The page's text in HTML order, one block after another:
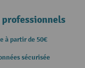
professionnels
à partir de 50€
sécurisée